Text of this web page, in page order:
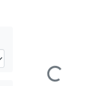
Загружается...